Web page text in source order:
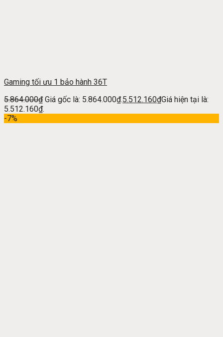
Gaming tối ưu 1 bảo hành 36T
5.864.000₫ Giá gốc là: 5.864.000₫.5.512.160₫Giá hiện tại là:
5.512.160₫.
-7%